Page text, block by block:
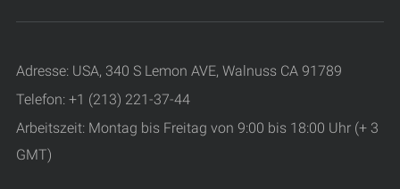
Adresse: USA, 340 S Lemon AVE, Walnuss CA 91789
Telefon: +1 (213) 221-37-44
Arbeitszeit: Montag bis Freitag von 9:00 bis 18:00 Uhr (+ 3
GMT)